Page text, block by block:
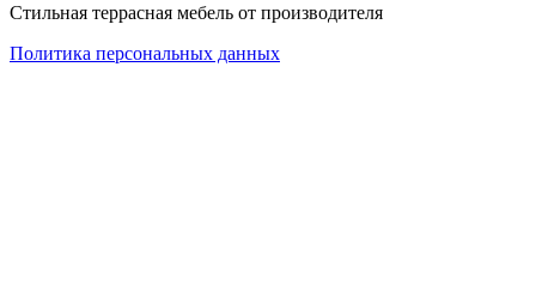
Стильная террасная мебель от производителя
Политика персональных данных